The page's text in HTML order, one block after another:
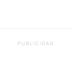
PUBLICIDAD